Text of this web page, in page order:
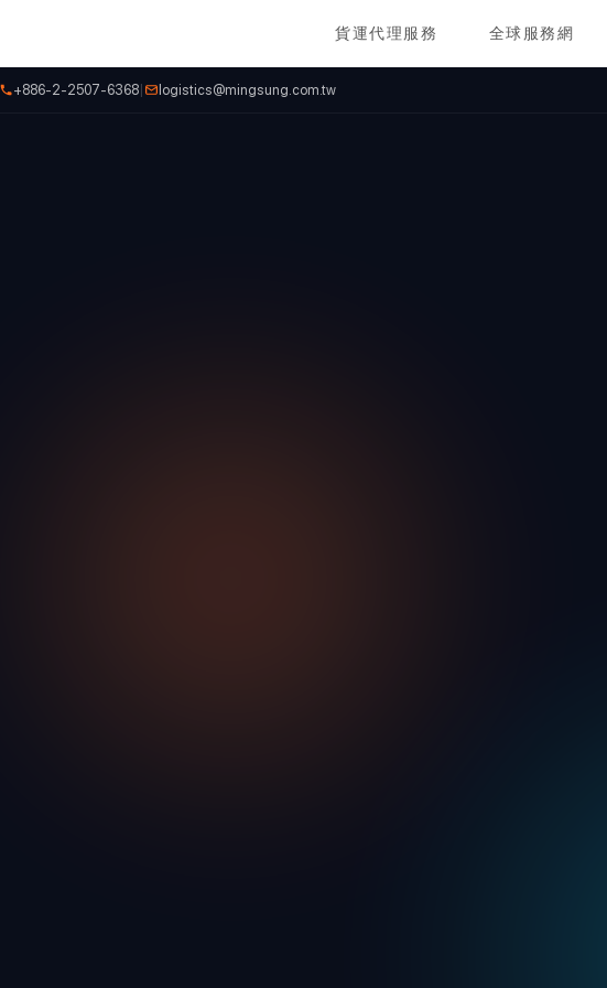
貨運代理服務 全球服務網
+886-2-2507-6368| logistics@mingsung.com.tw